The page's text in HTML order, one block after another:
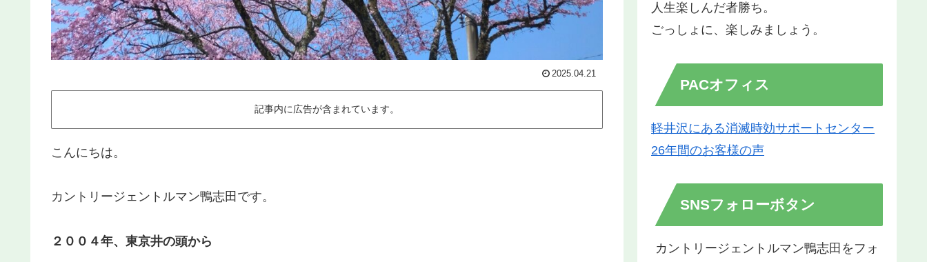
2025.04.21
記事内に広告が含まれています。
こんにちは。
カントリージェントルマン鴨志田です。
２００４年、東京井の頭から
人生楽しんだ者勝ち。
ごっしょに、楽しみましょう。
PACオフィス
軽井沢にある消滅時効サポートセンター
26年間のお客様の声
SNSフォローボタン
カントリージェントルマン鴨志田をフォ